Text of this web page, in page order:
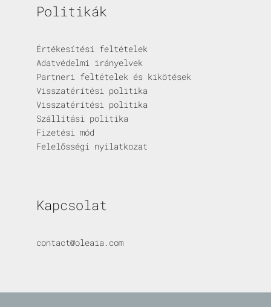
Politikák
Értékesítési feltételek
Adatvédelmi irányelvek
Partneri feltételek és kikötések
Visszatérítési politika
Visszatérítési politika
Szállítási politika
Fizetési mód
Felelősségi nyilatkozat
Kapcsolat
contact@oleaia.com